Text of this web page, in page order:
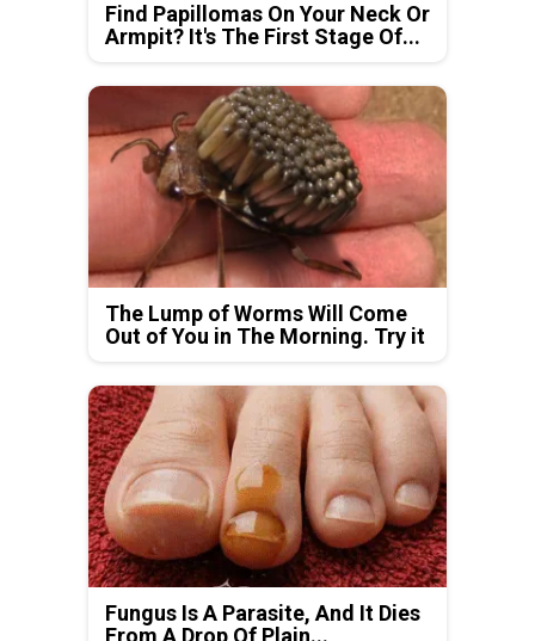
Find Papillomas On Your Neck Or
Armpit? It's The First Stage Of...
The Lump of Worms Will Come
Out of You in The Morning. Try it
Fungus Is A Parasite, And It Dies
From A Drop Of Plain...